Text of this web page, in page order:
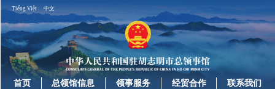
Tiếng Việt 中文
首页 总领馆信息 领事服务 经贸合作 联系我们